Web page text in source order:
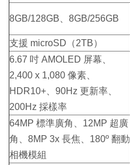
8GB/128GB、8GB/256GB
支援 microSD（2TB）
6.67 吋 AMOLED 屏幕、
2,400 x 1,080 像素、
HDR10+、90Hz 更新率、
200Hz 採樣率
64MP 標準廣角、12MP 超廣
角、8MP 3x 長焦、180º 翻動
相機模組